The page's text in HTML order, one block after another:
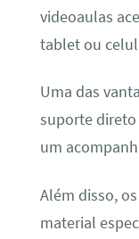
videoaulas
tablet ou
Uma das
suporte
um
Além disso,
material